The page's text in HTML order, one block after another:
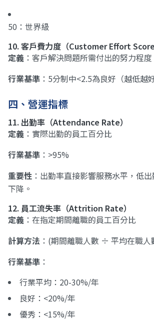
50：世界級
10. 客戶費力度（Customer Effort Score,
定義 ：客戶解決問題所需付出的努力程度
行業基準 ：5分制中<2.5為良好（越低越好
四、營運指標
11. 出勤率（Attendance Rate）
定義 ：實際出勤的員工百分比
行業基準 ：>95%
重要性 ：出勤率直接影響服務水平，低
下降。
12. 員工流失率（Attrition Rate）
定義 ：在指定期間離職的員工百分比
計算方法 ：(期間離職人數 ÷ 平均在職
行業基準 ：
行業平均：20-30%/年
良好：<20%/年
優秀：<15%/年